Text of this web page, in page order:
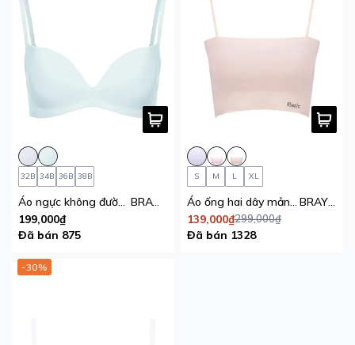
32B 34B 36B 38B
Áo ngực không đường may iBasic mút vừa lazer cut
BRAW033
199,000₫
Đã bán 875
S M L XL
Áo ống hai dây mảnh iBasic không đường may mút mỏng
BRAY094
139,000₫299,000₫
Đã bán 1328
-30%